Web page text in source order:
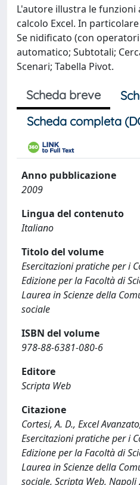
L'autore illustra le funzioni
calcolo Excel. In
Se nidificato (con
automatico; Subtotali;
Scenari; Tabella Pivot.
Scheda breve
Scheda completa
Anno pubblicazione
2009
Lingua del contenuto
Italiano
Titolo del volume
Esercitazioni pratiche per i
Edizione per la Facoltà di
Laurea in Scienze della
sociale
ISBN del volume
978-88-6381-080-6
Editore
Scripta Web
Citazione
Cortesi, A. D., Excel
Esercitazioni pratiche per i
Edizione per la Facoltà di
Laurea in Scienze della
sociale, Scripta Web,